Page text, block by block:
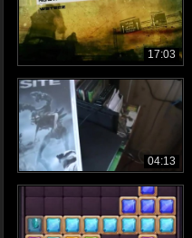
17:03
04:13